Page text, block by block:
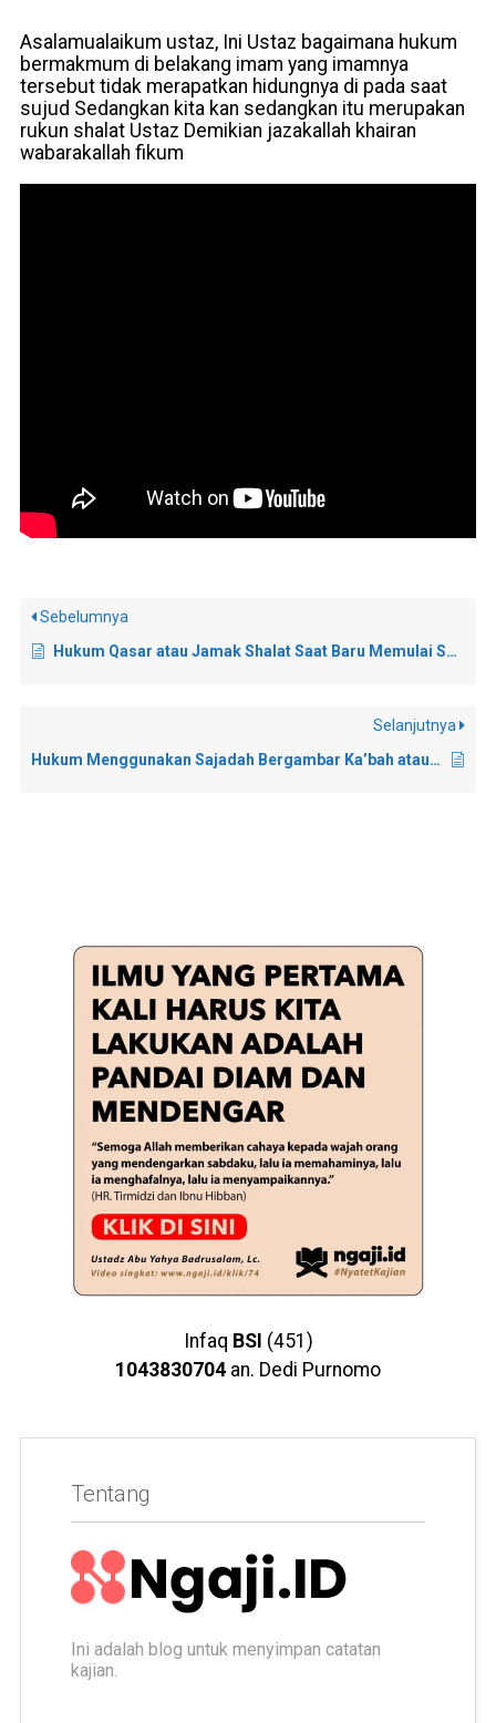
Asalamualaikum ustaz, Ini Ustaz bagaimana hukum
bermakmum di belakang imam yang imamnya
tersebut tidak merapatkan hidungnya di pada saat
sujud Sedangkan kita kan sedangkan itu merupakan
rukun shalat Ustaz Demikian jazakallah khairan
wabarakallah fikum
Sebelumnya
Hukum Qasar atau Jamak Shalat Saat Baru Memulai Safar
Selanjutnya
Hukum Menggunakan Sajadah Bergambar Ka’bah atau Masjid
Infaq BSI (451)
1043830704 an. Dedi Purnomo
Tentang
Ini adalah blog untuk menyimpan catatan
kajian.